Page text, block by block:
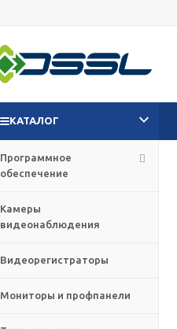
КАТАЛОГ
Программное
обеспечение
Камеры
видеонаблюдения
Видеорегистраторы
Мониторы и профпанели